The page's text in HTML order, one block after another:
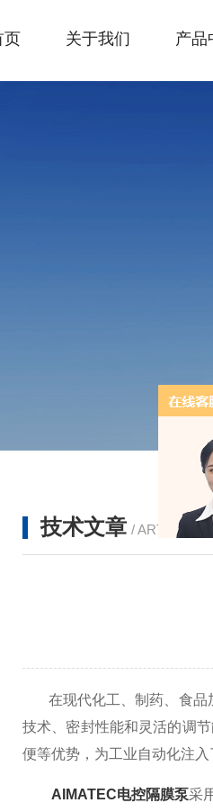
页 关于我们 产品
技术文章 / ARTICLE
在现代化工、制药、食品
技术、密封性能和灵活的调
便等优势，为工业自动化注入
AIMATEC电控隔膜泵采